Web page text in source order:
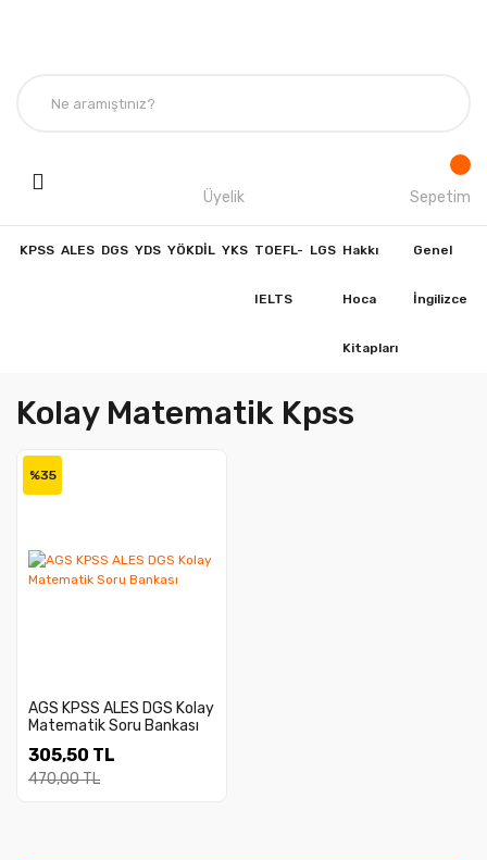
Üyelik Sepetim
KPSS ALES DGS YDS YÖKDİL YKS TOEFL-
IELTS
LGS Hakkı
Hoca
Kitapları
Genel
İngilizce
Kolay Matematik Kpss
%35
AGS KPSS ALES DGS Kolay
Matematik Soru Bankası
305,50 TL
470,00 TL